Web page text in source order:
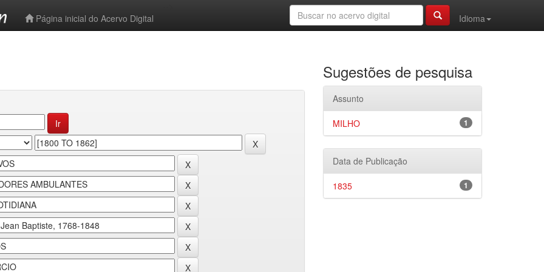
Página inicial do Acervo Digital
Idioma
Sugestões de pesquisa
Assunto
1
MILHO
Data de Publicação
1
1835